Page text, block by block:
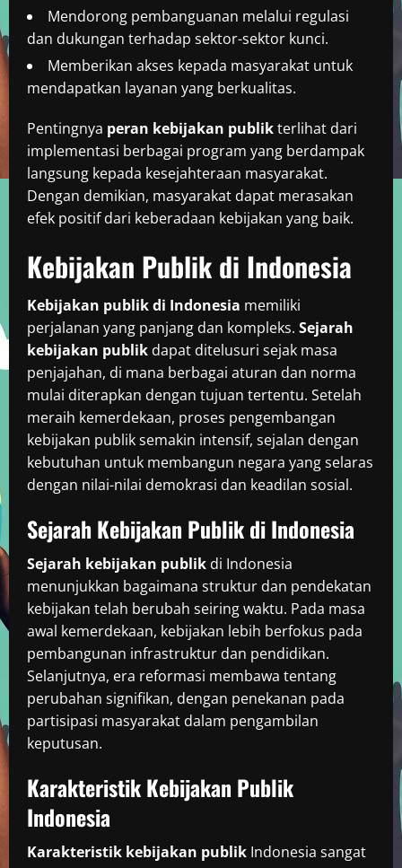
Mendorong pembanguanan melalui regulasi
dan dukungan terhadap sektor-sektor kunci.
Memberikan akses kepada masyarakat untuk
mendapatkan layanan yang berkualitas.
Pentingnya peran kebijakan publikterlihat dari
implementasi berbagai program yang berdampak
langsung kepada kesejahteraan masyarakat.
Dengan demikian, masyarakat dapat merasakan
efek positif dari keberadaan kebijakan yang baik.
Kebijakan Publik di Indonesia
Kebijakan publik di Indonesia memiliki
perjalanan yang panjang dan kompleks. Sejarah
kebijakan publik dapat ditelusuri sejak masa
penjajahan, di mana berbagai aturan dan norma
mulai diterapkan dengan tujuan tertentu. Setelah
meraih kemerdekaan, proses pengembangan
kebijakan publik semakin intensif, sejalan dengan
kebutuhan untuk membangun negara yang selaras
dengan nilai-nilai demokrasi dan keadilan sosial.
Sejarah Kebijakan Publik di Indonesia
Sejarah kebijakan publik di Indonesia
menunjukkan bagaimana struktur dan pendekatan
kebijakan telah berubah seiring waktu. Pada masa
awal kemerdekaan, kebijakan lebih berfokus pada
pembangunan infrastruktur dan pendidikan.
Selanjutnya, era reformasi membawa tentang
perubahan signifikan, dengan penekanan pada
partisipasi masyarakat dalam pengambilan
keputusan.
Karakteristik Kebijakan Publik
Indonesia
Karakteristik kebijakan publik Indonesia sangat